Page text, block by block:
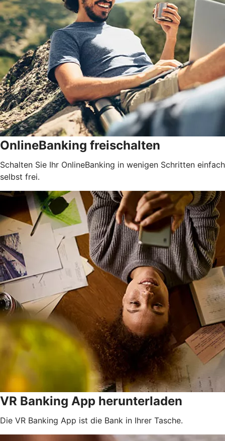
OnlineBanking freischalten
Schalten Sie Ihr OnlineBanking in wenigen Schritten einfach
selbst frei.
VR Banking App herunterladen
Die VR Banking App ist die Bank in Ihrer Tasche.